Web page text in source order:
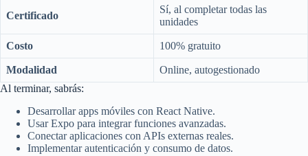
Certificado
Sí, al completar todas las
unidades
Costo 100% gratuito
Modalidad
Online, autogestionado
Al terminar, sabrás:
Desarrollar apps móviles con React Native.
Usar Expo para integrar funciones avanzadas.
Conectar aplicaciones con APIs externas reales.
Implementar autenticación y consumo de datos.